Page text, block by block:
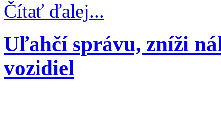
Čítať ďalej...
Uľahčí správu, zníži
vozidiel